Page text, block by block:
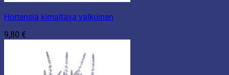
Hortensia kimaltava valkoinen
9,80 €